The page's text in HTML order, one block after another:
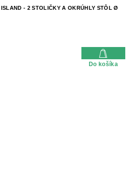
- 2 STOLIČKY A OKRÚHLY STÔL Ø
Do košíka